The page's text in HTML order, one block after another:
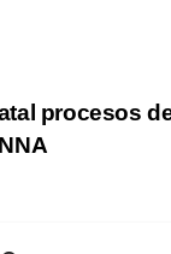
procesos